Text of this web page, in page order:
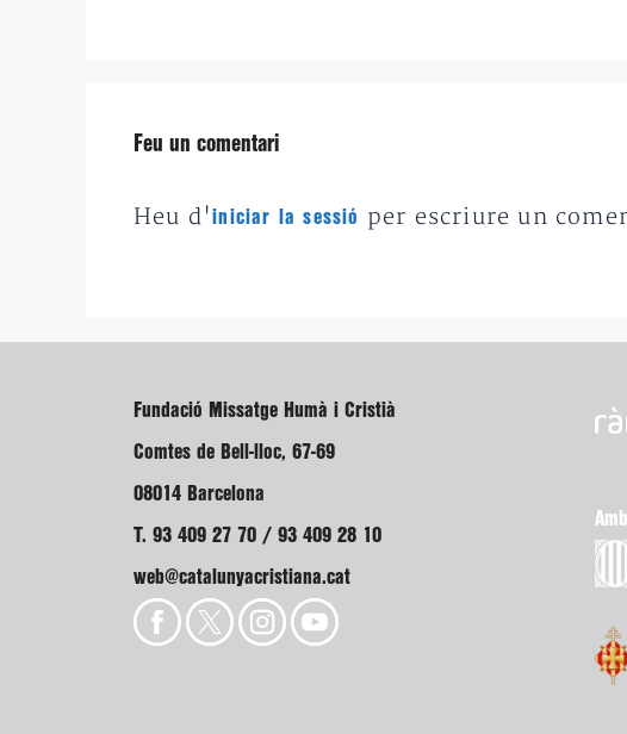
Feu un comentari
Heu d'iniciar la sessió per escriure un
Fundació Missatge Humà i Cristià
Comtes de Bell-lloc, 67-69
08014 Barcelona
T. 93 409 27 70 / 93 409 28 10
web@catalunyacristiana.cat